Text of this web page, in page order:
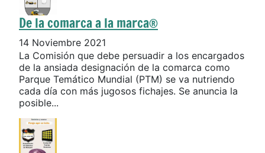
De la comarca a la marca®
14 Noviembre 2021
La Comisión que debe persuadir a los encargados
de la ansiada designación de la comarca como
Parque Temático Mundial (PTM) se va nutriendo
cada día con más jugosos fichajes. Se anuncia la
posible...